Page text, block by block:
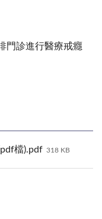
門診進行醫療戒癮
檔).pdf 318 KB